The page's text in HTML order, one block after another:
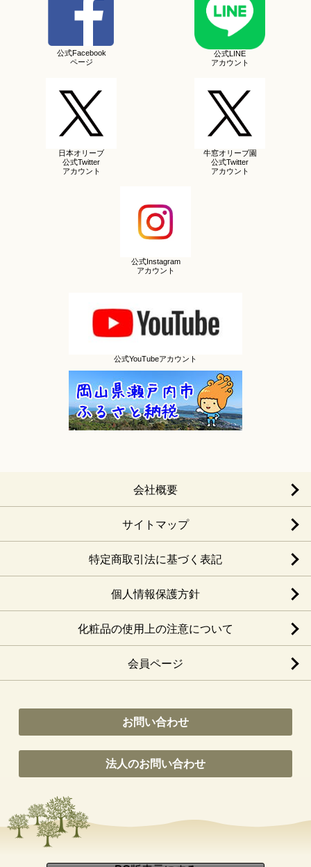
公式Facebook
ページ
公式LINE
アカウント
日本オリーブ
公式Twitter
アカウント
牛窓オリーブ園
公式Twitter
アカウント
公式Instagram
アカウント
公式YouTubeアカウント
会社概要
サイトマップ
特定商取引法に基づく表記
個人情報保護方針
化粧品の使用上の注意について
会員ページ
お問い合わせ
法人のお問い合わせ